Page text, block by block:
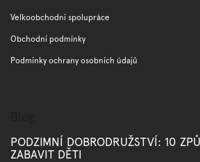
Velkoobchodní spolupráce
Obchodní podmínky
Podmínky ochrany osobních údajů
PODZIMNÍ DOBRODRUŽSTVÍ: 10
ZABAVIT DĚTI